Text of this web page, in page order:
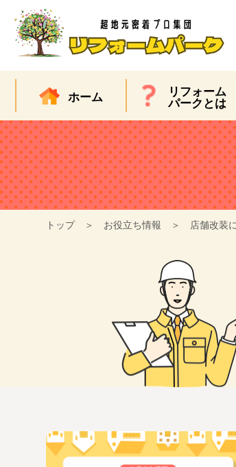
ホーム
リフォーム
パークとは
トップ お役立ち情報 店舗改装